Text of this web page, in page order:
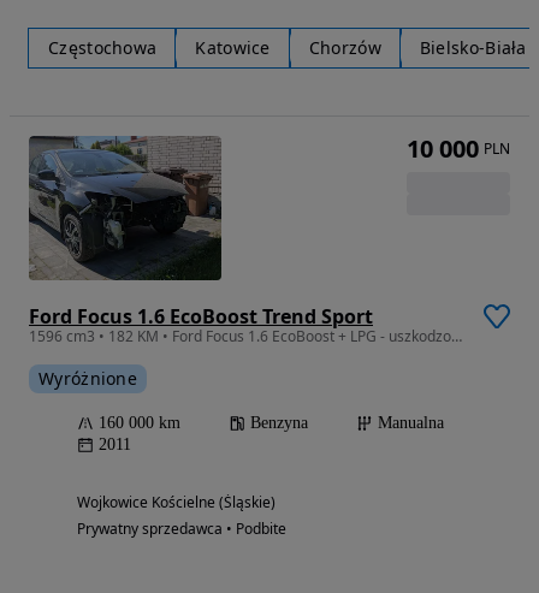
Częstochowa Katowice Chorzów Bielsko-Biała
Ford Focus 1.6 EcoBoost Trend Sport
1596 cm3 • 182 KM • Ford Focus 1.6 EcoBoost + LPG - uszkodzony silnik
Wyróżnione
160 000 km Benzyna
Manualna
2011
Wojkowice Kościelne (Śląskie)
Prywatny sprzedawca • Podbite
10 000 PLN